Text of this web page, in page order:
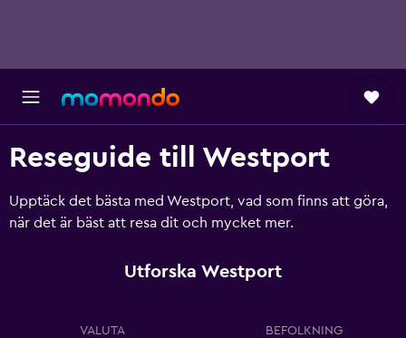
Reseguide till Westport
Upptäck det bästa med Westport, vad som finns att göra,
när det är bäst att resa dit och mycket mer.
Utforska Westport
VALUTA BEFOLKNING